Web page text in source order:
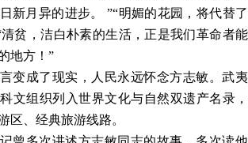
新月异的进步。 ”“明媚的花园，将代替了
贫，洁白朴素的生活，正是我们革命者能
地方！”
变成了现实，人民永远怀念方志敏。武夷
文组织列入世界文化与自然双遗产名录，
区、经典旅游线路。